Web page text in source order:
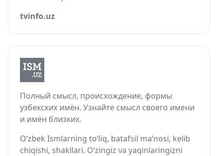
tvinfo.uz
Полный смысл, происхождение, формы
узбекских имён. Узнайте смысл своего имени
и имён близких.
O‘zbek Ismlarning to‘liq, batafsil ma’nosi, kelib
chiqishi, shakllari. O‘zingiz va yaqinlaringizni